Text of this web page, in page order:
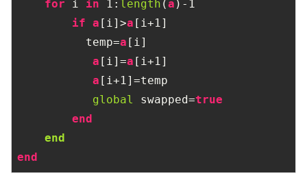
for i in 1 : length (a ) -1
if a [i]>a [i+1 ]
          temp=
a [i]
a [i]=a [i+1 ]
a [i+1 ]=temp
global
swapped=true
end
end
end